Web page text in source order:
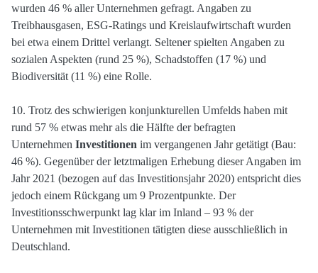
wurden 46 % aller Unternehmen gefragt. Angaben zu
Treibhausgasen, ESG-Ratings und Kreislaufwirtschaft wurden
bei etwa einem Drittel verlangt. Seltener spielten Angaben zu
sozialen Aspekten (rund 25 %), Schadstoffen (17 %) und
Biodiversität (11 %) eine Rolle.
10. Trotz des schwierigen konjunkturellen Umfelds haben mit
rund 57 % etwas mehr als die Hälfte der befragten
Unternehmen Investitionen im vergangenen Jahr getätigt (Bau:
46 %). Gegenüber der letztmaligen Erhebung dieser Angaben im
Jahr 2021 (bezogen auf das Investitionsjahr 2020) entspricht dies
jedoch einem Rückgang um 9 Prozentpunkte. Der
Investitionsschwerpunkt lag klar im Inland – 93 % der
Unternehmen mit Investitionen tätigten diese ausschließlich in
Deutschland.